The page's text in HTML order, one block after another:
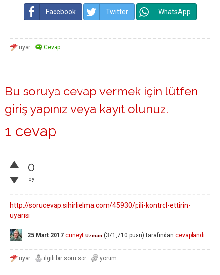
Facebook Twitter WhatsApp
Bu soruya cevap vermek için lütfen
giriş yapınız veya kayıt olunuz.
1 cevap
0
oy
http://sorucevap.sihirlielma.com/45930/pili-kontrol-ettirin-
uyarısı
25 Mart 2017 cüneyt Uzman (371,710 puan) tarafından cevaplandı